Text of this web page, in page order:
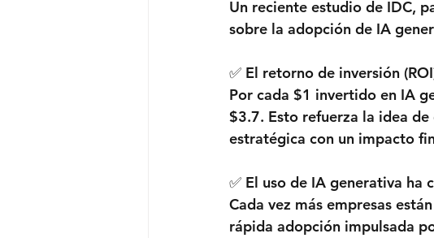
Un reciente estudio de IDC,
sobre la adopción de IA
✅ El retorno de inversión
Por cada $1 invertido en IA
$3.7. Esto refuerza la idea
estratégica con un impacto
✅ El uso de IA generativa
Cada vez más empresas
rápida adopción impulsada